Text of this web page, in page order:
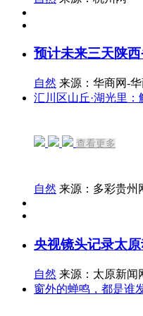
预计未来三天陕
自然 来源：华商网-
汇川区山丘·湖光里
查看更多
自然 来源：多彩贵州
央视镜头记录太
自然 来源：太原新闻
窗外的蝉鸣，都是谁